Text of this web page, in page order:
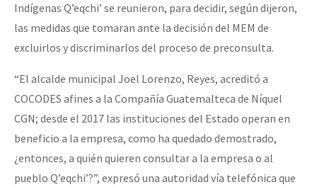
Indígenas Q’eqchi’ se reunieron, para decidir, según dijeron,
las medidas que tomaran ante la decisión del MEM de
excluirlos y discriminarlos del proceso de preconsulta.
“El alcalde municipal Joel Lorenzo, Reyes, acreditó a
COCODES afines a la Compañía Guatemalteca de Níquel
CGN; desde el 2017 las instituciones del Estado operan en
beneficio a la empresa, como ha quedado demostrado,
¿entonces, a quién quieren consultar a la empresa o al
pueblo Q’eqchi’?”, expresó una autoridad vía telefónica que